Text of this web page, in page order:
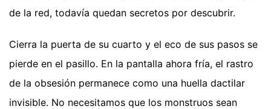
de la red, todavía quedan secretos por descubrir.
Cierra la puerta de su cuarto y el eco de sus pasos se
pierde en el pasillo. En la pantalla ahora fría, el rastro
de la obsesión permanece como una huella dactilar
invisible. No necesitamos que los monstruos sean